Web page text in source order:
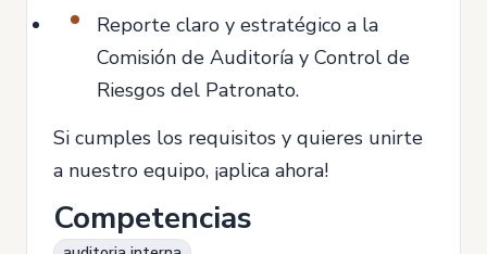
Reporte claro y estratégico a la
Comisión de Auditoría y Control de
Riesgos del Patronato.
Si cumples los requisitos y quieres unirte
a nuestro equipo, ¡aplica ahora!
Competencias